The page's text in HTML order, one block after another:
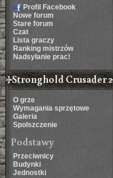
Profil Facebook
Nowe forum
Stare forum
Czat
Lista graczy
Ranking mistrzów
Nadsyłanie prac!
Stronghold Crusader 2
O grze
Wymagania sprzętowe
Galeria
Spolszczenie
Podstawy
Przeciwnicy
Budynki
Jednostki